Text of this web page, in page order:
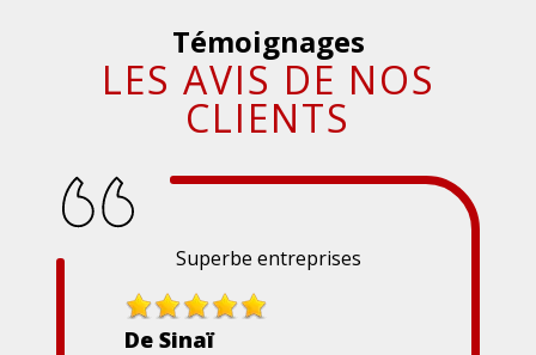
Témoignages
LES AVIS DE NOS
CLIENTS
Superbe entreprises
De Sinaï